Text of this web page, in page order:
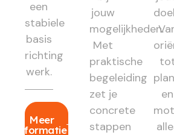
een
stabiele
basis
richting
werk.
Meer
informatie
jouw
mogelijkheden.
Met
praktische
begeleiding
zet je
concrete
stappen
en